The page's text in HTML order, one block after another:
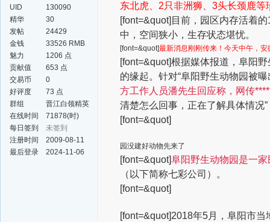
UID
130090
精华
30
发帖
24429
金钱
33526 RMB
魅力
1206 点
贡献值
653 点
交易币
0
好评度
73 点
群组
晋江白领精英
群
在线时间
71878(时)
每日签到
未签到
注册时间
2009-08-11
最后登录
2024-11-06
东北虎、2只非洲狮、3头长颈鹿等
[font=&quot]目前，园区内存活着
中，空间狭小，生存状态堪忧。
[font=&quot]最新消息刚刚传来！今天中午，
[font=&quot]根据媒体报道，阜阳
的缘起。针对“阜阳野生动物园被
方工作人员潘先生回应称，网传
清楚怎么回事，正在了解具体情况
[font=&quot]
园没建好动物先来了
[font=&quot]阜阳野生动物园是一
（以下简称七彩公司）。
[font=&quot]
[font=&quot]2018年5月，阜阳市当